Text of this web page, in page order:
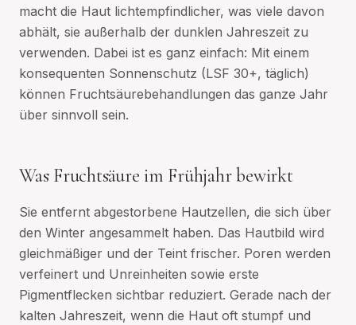
macht die Haut lichtempfindlicher, was viele davon
abhält, sie außerhalb der dunklen Jahreszeit zu
verwenden. Dabei ist es ganz einfach: Mit einem
konsequenten Sonnenschutz (LSF 30+, täglich)
können Fruchtsäurebehandlungen das ganze Jahr
über sinnvoll sein.
Was Fruchtsäure im Frühjahr bewirkt
Sie entfernt abgestorbene Hautzellen, die sich über
den Winter angesammelt haben. Das Hautbild wird
gleichmäßiger und der Teint frischer. Poren werden
verfeinert und Unreinheiten sowie erste
Pigmentflecken sichtbar reduziert. Gerade nach der
kalten Jahreszeit, wenn die Haut oft stumpf und